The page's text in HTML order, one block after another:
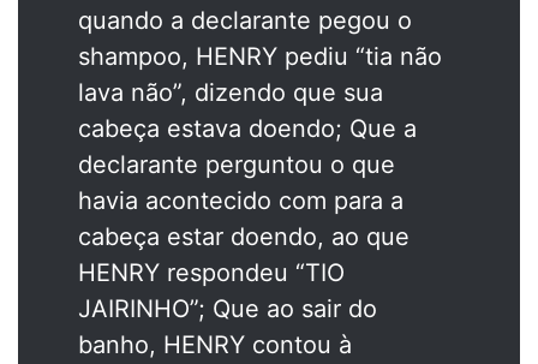
quando a declarante pegou o
shampoo, HENRY pediu “tia não
lava não”, dizendo que sua
cabeça estava doendo; Que a
declarante perguntou o que
havia acontecido com para a
cabeça estar doendo, ao que
HENRY respondeu “TIO
JAIRINHO”; Que ao sair do
banho, HENRY contou à